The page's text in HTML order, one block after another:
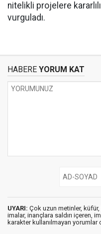
nitelikli projelere
vurguladı.
HABERE YORUM KAT
UYARI: Çok uzun metinler,
imalar, inançlara saldırı içeren,
karakter kullanılmayan yorumlar